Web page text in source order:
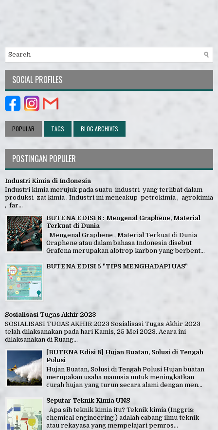
SOCIAL PROFILES
POPULAR TAGS BLOG ARCHIVES
POSTINGAN POPULER
Industri Kimia di Indonesia
Industri kimia merujuk pada suatu industri yang terlibat dalam
produksi zat kimia . Industri ini mencakup petrokimia , agrokimia
, far...
BUTENA EDISI 6 : Mengenal Graphene, Material
Terkuat di Dunia
Mengenal Graphene , Material Terkuat di Dunia
Graphene atau dalam bahasa Indonesia disebut
Grafena merupakan alotrop karbon yang berbent...
BUTENA EDISI 5 "TIPS MENGHADAPI UAS"
Sosialisasi Tugas Akhir 2023
SOSIALISASI TUGAS AKHIR 2023 Sosialisasi Tugas Akhir 2023
telah dilaksanakan pada hari Kamis, 25 Mei 2023. Acara ini
dilaksanakan di Ruang...
[BUTENA Edisi 8] Hujan Buatan, Solusi di Tengah
Polusi
Hujan Buatan, Solusi di Tengah Polusi Hujan buatan
merupakan usaha manusia untuk meningkatkan
curah hujan yang turun secara alami dengan men...
Seputar Teknik Kimia UNS
Apa sih teknik kimia itu? Teknik kimia (Inggris:
chemical engineering ) adalah cabang ilmu teknik
atau rekayasa yang mempelajari pemros...